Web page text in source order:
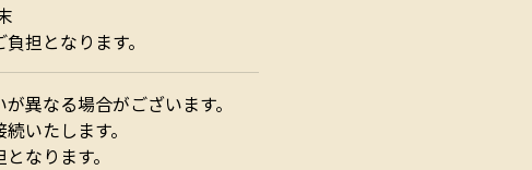
担となります。
異なる場合がございます。
いたします。
なります。